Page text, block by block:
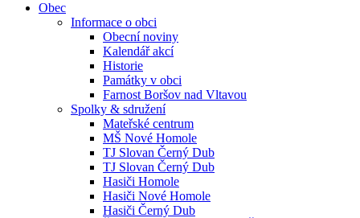
Obec
Informace o obci
Obecní noviny
Kalendář akcí
Historie
Památky v obci
Farnost Boršov nad Vltavou
Spolky & sdružení
Mateřské centrum
MŠ Nové Homole
TJ Slovan Černý Dub
TJ Slovan Černý Dub
Hasiči Homole
Hasiči Nové Homole
Hasiči Černý Dub